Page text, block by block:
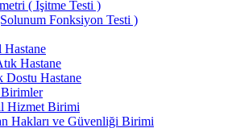
( İşitme Testi )
Fonksiyon Testi )
Hastane
Dostu Hastane
Hizmet Birimi
Hakları ve Güvenliği Birimi